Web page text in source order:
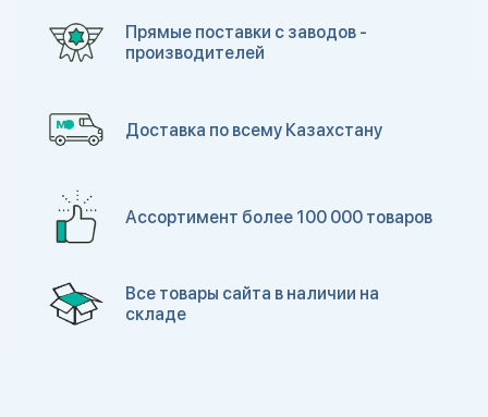
Прямые поставки с заводов -
производителей
Доставка по всему Казахстану
Ассортимент более 100 000 товаров
Все товары сайта в наличии на
складе